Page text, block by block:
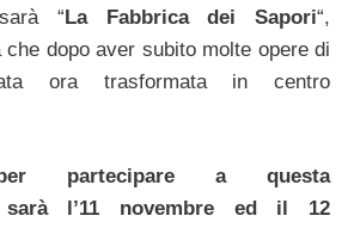
“La Fabbrica dei Sapori“,
che dopo aver subito molte opere di
ora trasformata in centro
per partecipare a questa
sarà l’11 novembre ed il 12